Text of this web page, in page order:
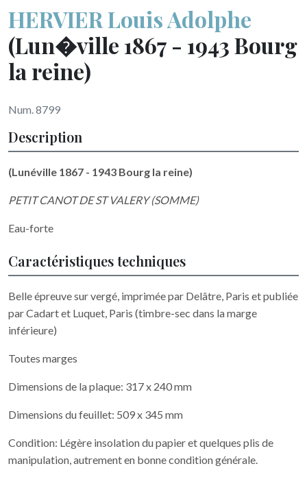
HERVIER Louis Adolphe
(Lun�ville 1867 - 1943 Bourg
la reine)
Num. 8799
Description
(Lunéville 1867 - 1943 Bourg la reine)
PETIT CANOT DE ST VALERY (SOMME)
Eau-forte
Caractéristiques techniques
Belle épreuve sur vergé, imprimée par Delâtre, Paris et publiée
par Cadart et Luquet, Paris (timbre-sec dans la marge
inférieure)
Toutes marges
Dimensions de la plaque: 317 x 240 mm
Dimensions du feuillet: 509 x 345 mm
Condition: Légère insolation du papier et quelques plis de
manipulation, autrement en bonne condition générale.